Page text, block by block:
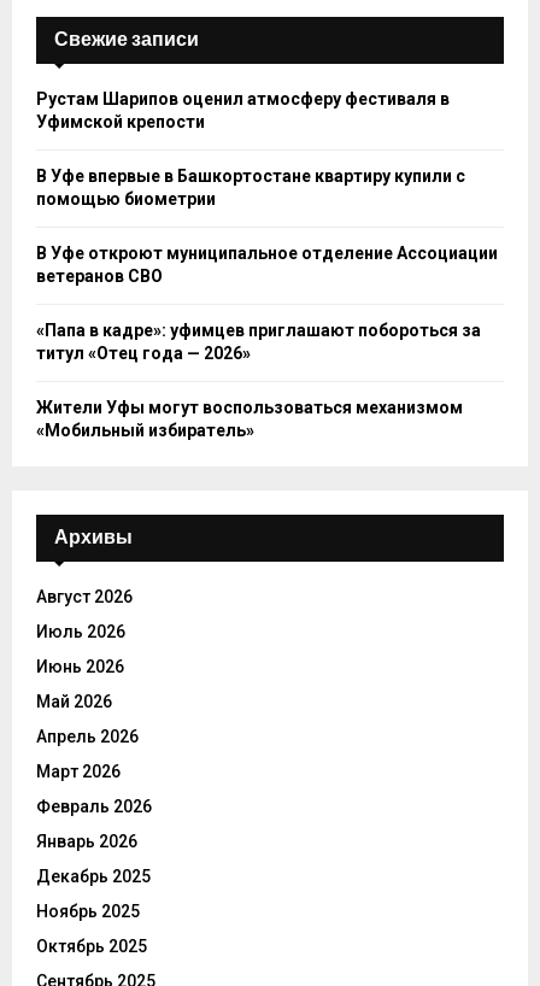
Свежие записи
Рустам Шарипов оценил атмосферу фестиваля в
Уфимской крепости
В Уфе впервые в Башкортостане квартиру купили с
помощью биометрии
В Уфе откроют муниципальное отделение Ассоциации
ветеранов СВО
«Папа в кадре»: уфимцев приглашают побороться за
титул «Отец года — 2026»
Жители Уфы могут воспользоваться механизмом
«Мобильный избиратель»
Архивы
Август 2026
Июль 2026
Июнь 2026
Май 2026
Апрель 2026
Март 2026
Февраль 2026
Январь 2026
Декабрь 2025
Ноябрь 2025
Октябрь 2025
Сентябрь 2025